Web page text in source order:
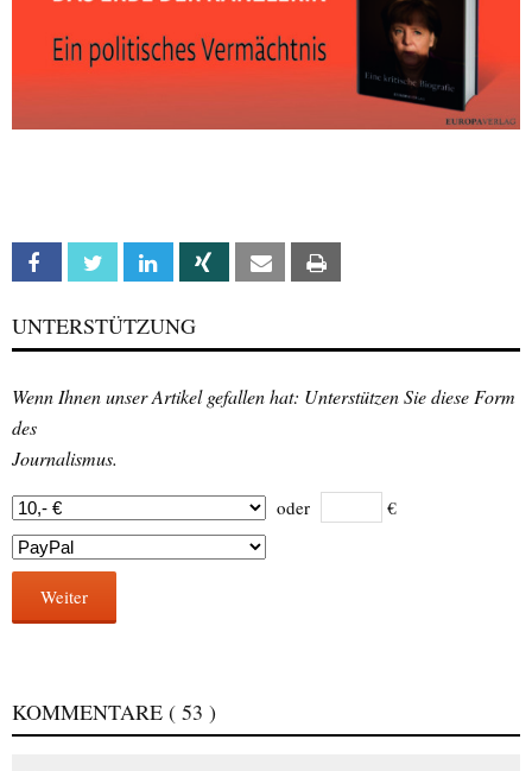
Facebook Twitter Linkedin Xing Email
UNTERSTÜTZUNG
Wenn Ihnen unser Artikel gefallen hat: Unterstützen Sie diese Form
des
Journalismus.
oder €
Weiter
KOMMENTARE ( 53 )